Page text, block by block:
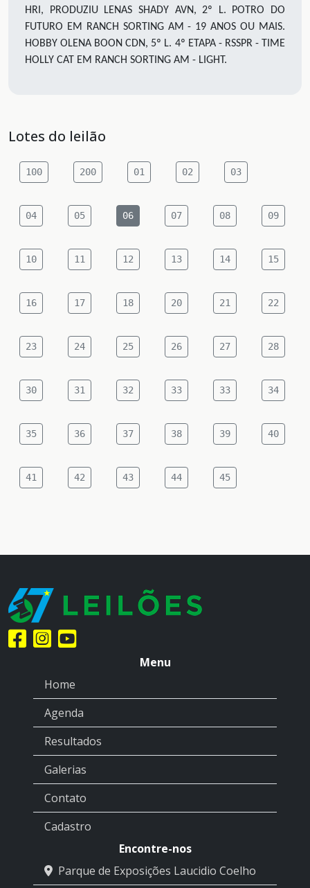
HRI, PRODUZIU LENAS SHADY AVN, 2º L. POTRO DO
FUTURO EM RANCH SORTING AM - 19 ANOS OU MAIS.
HOBBY OLENA BOON CDN, 5º L. 4º ETAPA - RSSPR - TIME
HOLLY CAT EM RANCH SORTING AM - LIGHT.
Lotes do leilão
100 200 01 02 03
04 05 06 07 08 09
10 11 12 13 14 15
16 17 18 20 21 22
23 24 25 26 27 28
30 31 32 33 33 34
35 36 37 38 39 40
41 42 43 44 45
Menu
Home
Agenda
Resultados
Galerias
Contato
Cadastro
Encontre-nos
Parque de Exposições Laucidio Coelho